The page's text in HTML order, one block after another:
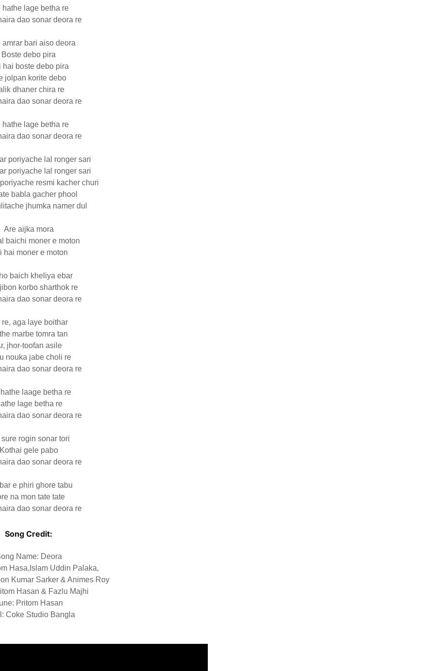
hathe lage betha re
dao sonar deora re
amrar bari aiso deora
Boste debo pira
hai boste debo pira
jolpan korite debo
dhaner chira re
dao sonar deora re
hathe lage betha re
dao sonar deora re
poriyache lal ronger sari
poriyache lal ronger sari
resmi kacher churi
babla gacher phool
jhumka namer dul
Are aijka mora
baichi moner e moton
hai moner e moton
baich kheliya ebar
korbo sharthok re
dao sonar deora re
re, aga laye boithar
marbe tomra tan
jhor-toofan asile
nouka jabe choli re
dao sonar deora re
laage betha re
lage betha re
dao sonar deora re
sure rogin sonar tori
Kothai gele pabo
dao sonar deora re
e phiri ghore tabu
na mon tate tate
dao sonar deora re
Song Credit:
Name: Deora
Hasa,Islam Uddin Palaka,
Kumar Sarker & Animes Roy
Hasan & Fazlu Majhi
Pritom Hasan
Coke Studio Bangla